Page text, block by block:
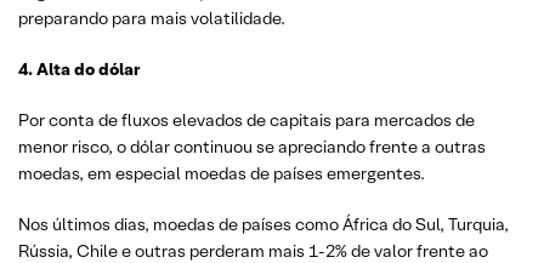
preparando para mais volatilidade.
4. Alta do dólar
Por conta de fluxos elevados de capitais para mercados de
menor risco, o dólar continuou se apreciando frente a outras
moedas, em especial moedas de países emergentes.
Nos últimos dias, moedas de países como África do Sul, Turquia,
Rússia, Chile e outras perderam mais 1-2% de valor frente ao